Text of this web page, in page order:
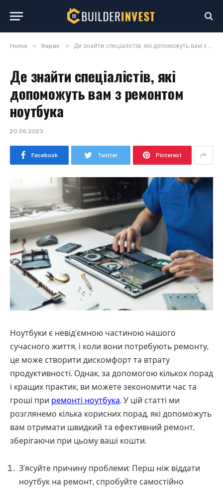
Home » Repair » Де знайти спеціалістів, які допоможуть вам з ремонтом ноутбука
Де знайти спеціалістів, які
допоможуть вам з ремонтом
ноутбука
20.06.2023
Facebook Twitter Pinterest
Ноутбуки є невід’ємною частиною нашого
сучасного життя, і коли вони потребують ремонту,
це може створити дискомфорт та втрату
продуктивності. Однак, за допомогою кількох порад
і кращих практик, ви можете зекономити час та
гроші при ремонті ноутбука. У цій статті ми
розглянемо кілька корисних порад, які допоможуть
вам отримати швидкий та ефективний ремонт,
зберігаючи при цьому ваші кошти.
З’ясуйте причину проблеми: Перш ніж віддати
ноутбук на ремонт, спробуйте самостійно